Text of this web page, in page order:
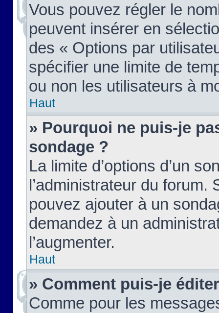
Vous pouvez régler le
peuvent insérer en
des « Options par
spécifier une limite de
ou non les utilisateurs à
Haut
» Pourquoi ne puis-je
sondage ?
La limite d’options d’un
l’administrateur du forum.
pouvez ajouter à un
demandez à un
l’augmenter.
Haut
» Comment puis-je
Comme pour les